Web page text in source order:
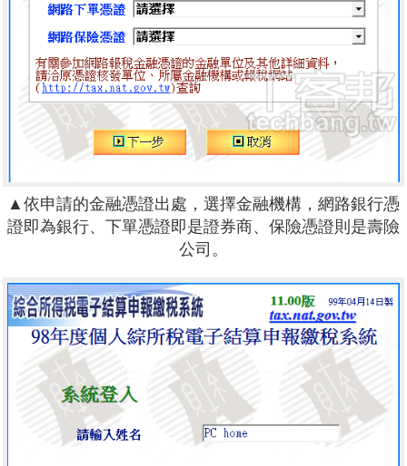
▲依申請的金融憑證出處，選擇金融機構，網路銀行憑
證即為銀行、下單憑證即是證券商、保險憑證則是壽險
公司。